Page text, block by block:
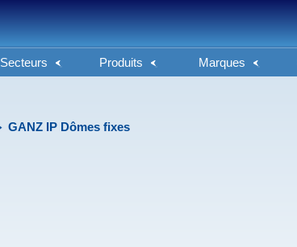
Secteurs Produits Marques
GANZ IP Dômes fixes